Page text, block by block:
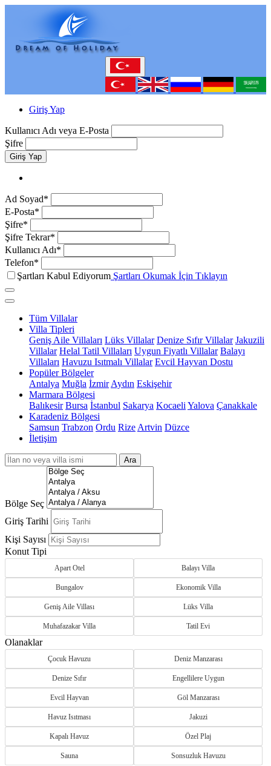
Giriş Yap
Kullanıcı Adı veya E-Posta
Şifre
Giriş Yap
Ad Soyad*
E-Posta*
Şifre*
Şifre Tekrar*
Kullanıcı Adı*
Telefon*
Şartları Kabul Ediyorum Şartları Okumak İçin Tıklayın
Tüm Villalar
Villa Tipleri
Geniş Aile Villaları Lüks Villalar Denize Sıfır Villalar Jakuzili
Villalar Helal Tatil Villaları Uygun Fiyatlı Villalar Balayı
Villaları Havuzu Isıtmalı Villalar Evcil Hayvan Dostu
Popüler Bölgeler
Antalya Muğla İzmir Aydın Eskişehir
Marmara Bölgesi
Balıkesir Bursa İstanbul Sakarya Kocaeli Yalova Çanakkale
Karadeniz Bölgesi
Samsun Trabzon Ordu Rize Artvin Düzce
İletişim
Ara
Bölge Seç
Giriş Tarihi
Kişi Sayısı
Konut Tipi
Apart Otel Balayı Villa
Bungalov Ekonomik Villa
Geniş Aile Villası Lüks Villa
Muhafazakar Villa Tatil Evi
Olanaklar
Çocuk Havuzu Deniz Manzarası
Denize Sıfır Engellilere Uygun
Evcil Hayvan Göl Manzarası
Havuz Isıtması Jakuzi
Kapalı Havuz Özel Plaj
Sauna Sonsuzluk Havuzu